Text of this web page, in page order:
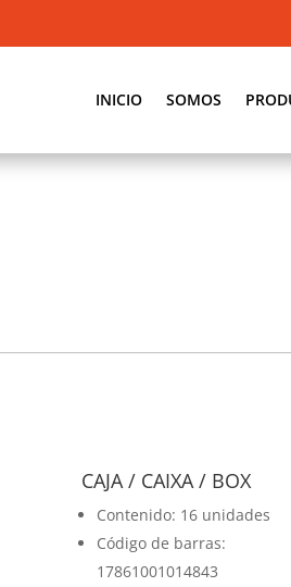
INICIO SOMOS
CAJA / CAIXA / BOX
Contenido: 16 unidades
Código de barras:
17861001014843